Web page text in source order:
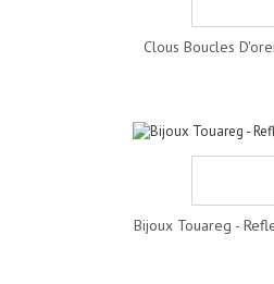
Clous Boucles
Bijoux Touareg -